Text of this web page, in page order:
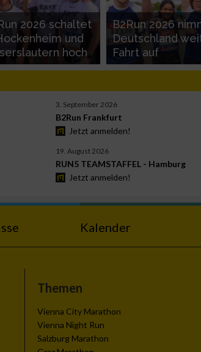
2026 schaltet
und
hoch
B2Run 2026
Deutschland
Fahrt auf
3. September 2026
B2Run Frankfurt
Jetzt anmelden!
19. August 2026
RUN5 TEAMSTAFFEL - Hamburg
Jetzt anmelden!
Kalender
Themen
Vienna City Marathon
Vienna Night Run
Salzburg Marathon